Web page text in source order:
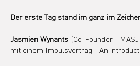
Der erste Tag stand im ganz im
Jasmien Wynants (Co-Founder I
mit einem Impulsvortrag - An